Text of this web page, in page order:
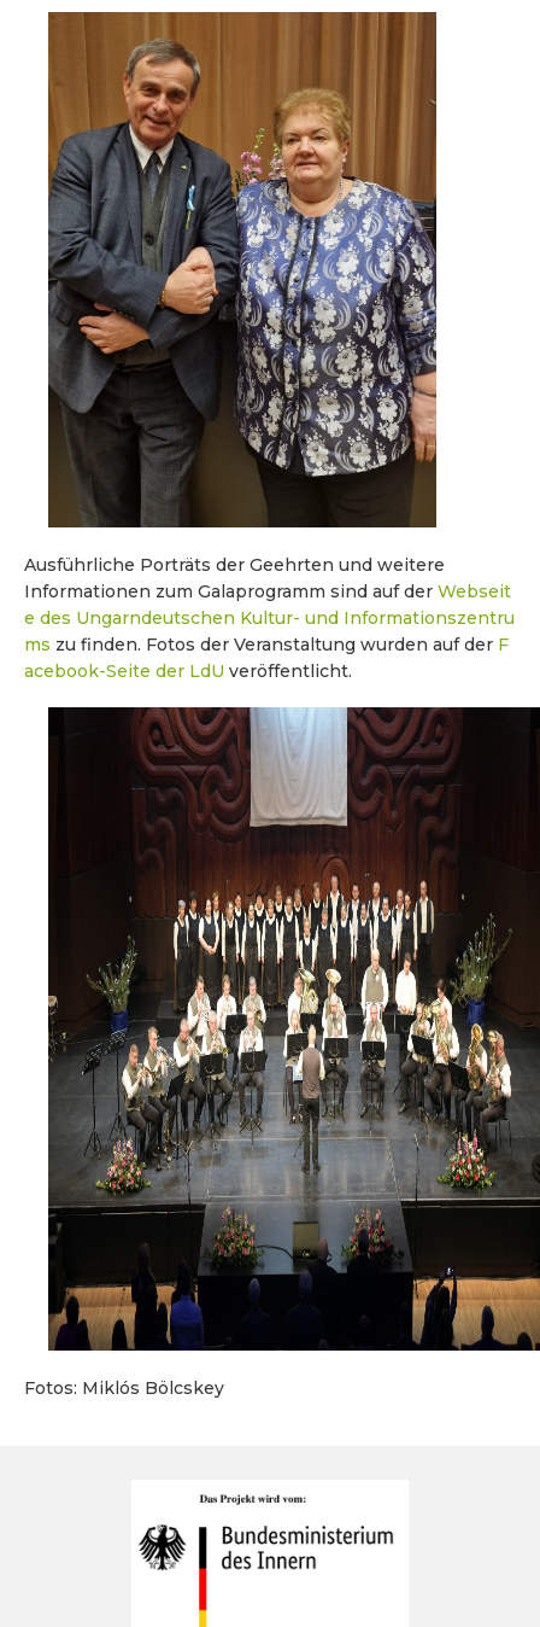
Ausführliche Porträts der Geehrten und weitere
Informationen zum Galaprogramm sind auf der Webseit
e des Ungarndeutschen Kultur- und Informationszentru
ms zu finden. Fotos der Veranstaltung wurden auf der F
acebook-Seite der LdU veröffentlicht.
Fotos: Miklós Bölcskey